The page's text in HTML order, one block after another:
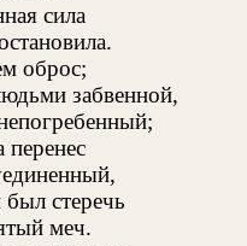
сила
оброс;
забвенной,
стеречь
меч.